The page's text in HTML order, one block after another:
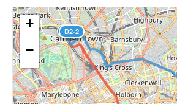
D2-1
D2-2
+
−